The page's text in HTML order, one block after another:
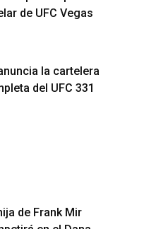
de UFC Vegas
la cartelera
del UFC 331
de Frank Mir